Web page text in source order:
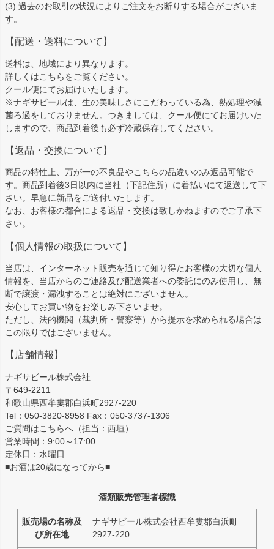
(3) 過去のお取引の状況によりご注文をお断りする場合がございま
す。
【配送・送料について】
送料は、地域により異なります。
詳しくはこちらをご覧ください。
クール便にてお届けいたします。
※ナギサビールは、生の美味しさにこだわっている為、熱処理や減
菌ろ過をしておりません。つきましては、クール便にてお届けいた
しますので、商品到着後も必ず冷蔵保存してください。
【返品・交換について】
商品の特性上、万が一の不良品やこちらの品違いのみ返品可能で
す。商品到着後3日以内に当社（下記住所）に着払いにて返送して下
さい。早急に新品をご送付いたします。
なお、お客様の都合による返品・交換は致しかねますのでご了承下
さい。
【個人情報の取扱について】
当店は、インターネット販売を通じて知り得たお客様の大切な個人
情報を、当店からのご連絡及び配送業者への委託にのみ使用し、無
断で譲渡・漏洩することは絶対にございません。
安心してお買い物をお楽しみ下さいませ。
ただし、法的機関（裁判所・警察等）から提示を求められる場合は
この限りではございません。
【店舗情報】
ナギサビール株式会社
〒649-2211
和歌山県西牟婁郡白浜町2927-220
Tel：050-3820-8958 Fax：050-3737-1306
ご質問はこちらへ（担当：西垣）
営業時間：9:00～17:00
定休日：水曜日
■お酒は20歳になってから■
酒類販売管理者標識
販売場の名称及
び所在地
ナギサビール株式会社西牟婁郡白浜町
2927-220